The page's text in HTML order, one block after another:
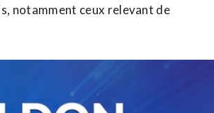
notamment ceux relevant de